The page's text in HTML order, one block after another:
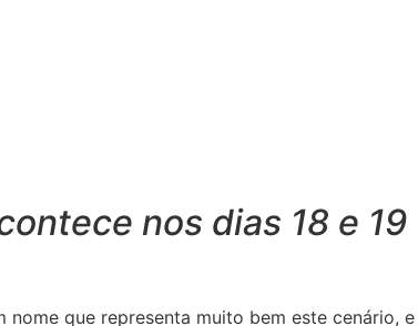
nos dias 18 e 19
que representa muito bem este cenário, e